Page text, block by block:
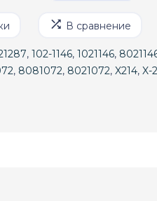
В сравнение
, 102-1146, 1021146,
, 8081072, 8021072, X214, X-